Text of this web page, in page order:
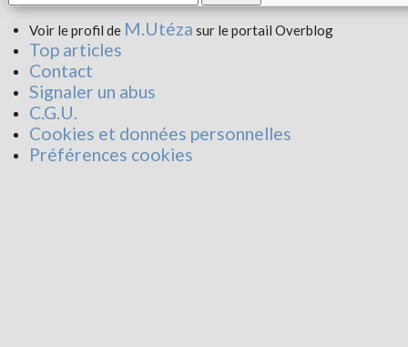
Voir le profil de M.Utéza sur le portail Overblog
Top articles
Contact
Signaler un abus
C.G.U.
Cookies et données personnelles
Préférences cookies